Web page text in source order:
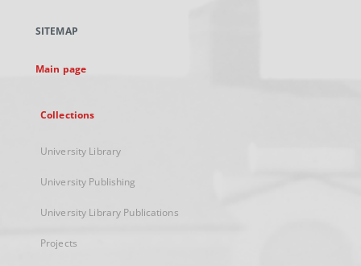
new
SITEMAP
Main page
Collections
University Library
University Publishing
University Library Publications
Projects